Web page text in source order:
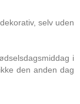
selv uden
i
den anden dag